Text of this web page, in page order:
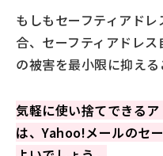
もしもセーフティアド
合、セーフティアドレ
の被害を最小限に抑える
気軽に使い捨てできる
は、Yahoo!メールのセ